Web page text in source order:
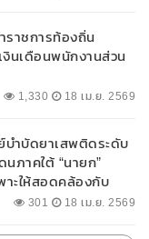
าชการท้องถิ่น
นเดือนพนักงานส่วน
1,330 18 เม.ย. 2569
ำบัดยาเสพติดระดับ
ภาคใต้ “นายก”
ะให้สอดคล้องกับ
301 18 เม.ย. 2569